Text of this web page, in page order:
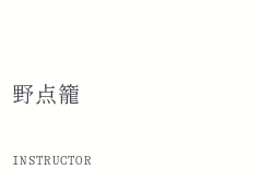
野点籠
INSTRUCTOR